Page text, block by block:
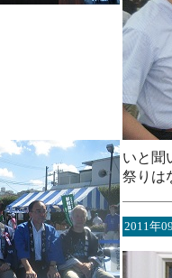
いと聞
祭りは
2011年